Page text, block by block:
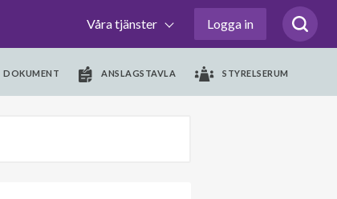
Våra tjänster Logga in
DOKUMENT ANSLAGSTAVLA STYRELSERUM